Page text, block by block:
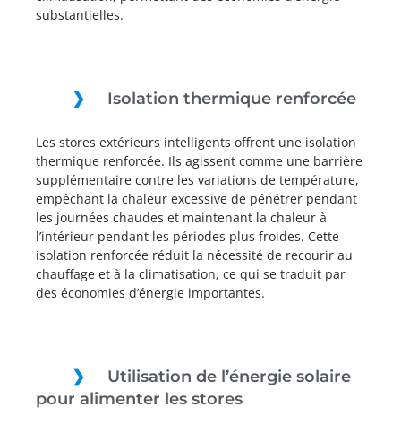
substantielles.
Isolation thermique renforcée
Les stores extérieurs intelligents offrent une isolation
thermique renforcée. Ils agissent comme une barrière
supplémentaire contre les variations de température,
empêchant la chaleur excessive de pénétrer pendant
les journées chaudes et maintenant la chaleur à
l’intérieur pendant les périodes plus froides. Cette
isolation renforcée réduit la nécessité de recourir au
chauffage et à la climatisation, ce qui se traduit par
des économies d’énergie importantes.
Utilisation de l’énergie solaire
pour alimenter les stores